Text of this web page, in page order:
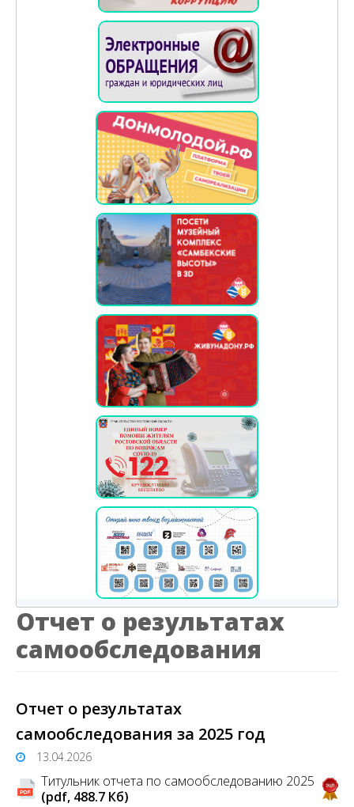
Отчет о результатах
самообследования
Отчет о результатах
самообследования за 2025 год
13.04.2026
Титульник отчета по самообследованию 2025
(pdf, 488.7 Кб)